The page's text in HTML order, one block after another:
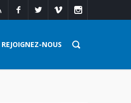
REJOIGNEZ-NOUS